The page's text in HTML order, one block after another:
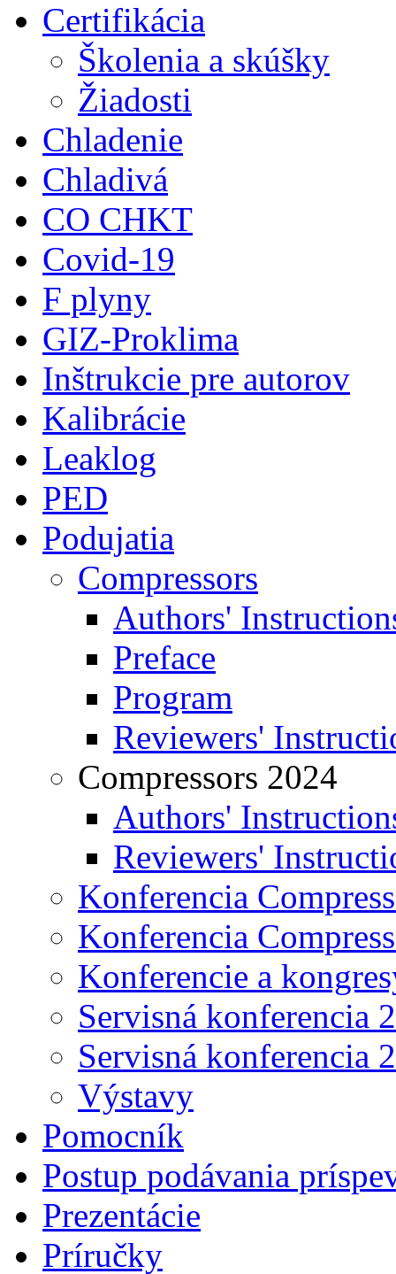
Certifikácia
Školenia a skúšky
Žiadosti
Chladenie
Chladivá
CO CHKT
Covid-19
F plyny
GIZ-Proklima
Inštrukcie pre autorov
Kalibrácie
Leaklog
PED
Podujatia
Compressors
Authors'
Preface
Program
Reviewers'
Compressors 2024
Authors'
Reviewers'
Konferencia
Konferencia
Konferencie a
Servisná konferencia
Servisná konferencia
Výstavy
Pomocník
Postup podávania
Prezentácie
Príručky